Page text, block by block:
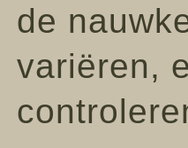
de
variëren,